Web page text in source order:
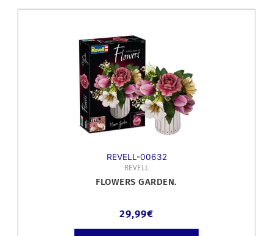
REVELL-00632
REVELL
FLOWERS GARDEN.
29,99€